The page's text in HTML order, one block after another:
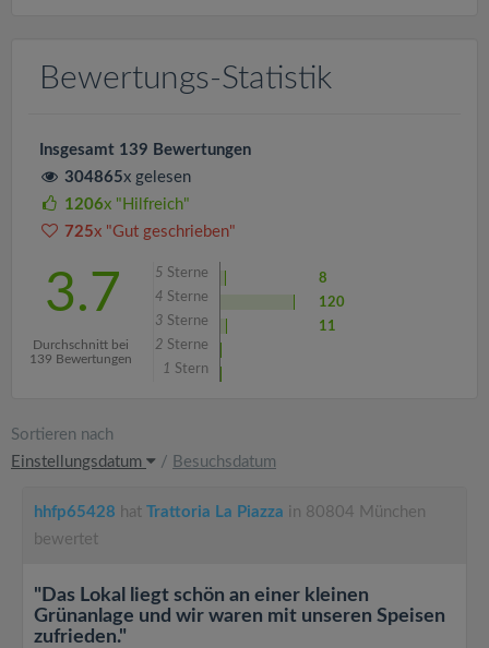
Bewertungs-Statistik
Insgesamt 139 Bewertungen
304865x gelesen
1206x "Hilfreich"
725x "Gut geschrieben"
3.7
Durchschnitt bei
139 Bewertungen
5 Sterne
8
4 Sterne
120
3 Sterne
11
2 Sterne
1 Stern
Sortieren nach
Einstellungsdatum
/ Besuchsdatum
hhfp65428 hat Trattoria La Piazza in 80804 München
bewertet
"Das Lokal liegt schön an einer kleinen
Grünanlage und wir waren mit unseren Speisen
zufrieden."
o
n